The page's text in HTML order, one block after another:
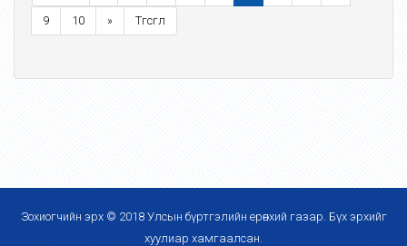
9 10 » Төгсгөл
Зохиогчийн эрх © 2018 Улсын бүртгэлийн ерөнхий газар. Бүх эрхийг
хуулиар хамгаалсан.